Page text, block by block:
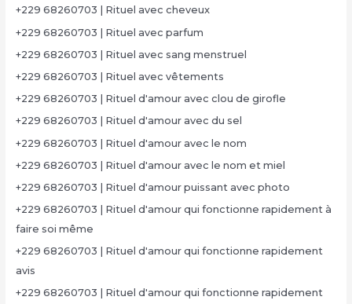
+229 68260703 | Rituel avec cheveux
+229 68260703 | Rituel avec parfum
+229 68260703 | Rituel avec sang menstruel
+229 68260703 | Rituel avec vêtements
+229 68260703 | Rituel d'amour avec clou de girofle
+229 68260703 | Rituel d'amour avec du sel
+229 68260703 | Rituel d'amour avec le nom
+229 68260703 | Rituel d'amour avec le nom et miel
+229 68260703 | Rituel d'amour puissant avec photo
+229 68260703 | Rituel d'amour qui fonctionne rapidement à
faire soi même
+229 68260703 | Rituel d'amour qui fonctionne rapidement
avis
+229 68260703 | Rituel d'amour qui fonctionne rapidement